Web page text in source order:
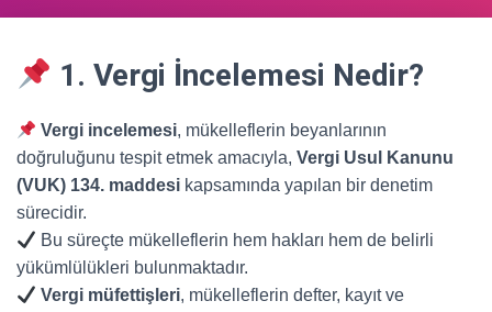
1. Vergi İncelemesi Nedir?
Vergi incelemesi, mükelleflerin beyanlarının
doğruluğunu tespit etmek amacıyla, Vergi Usul Kanunu
(VUK) 134. maddesi kapsamında yapılan bir denetim
sürecidir.
Bu süreçte mükelleflerin hem hakları hem de belirli
yükümlülükleri bulunmaktadır.
Vergi müfettişleri, mükelleflerin defter, kayıt ve